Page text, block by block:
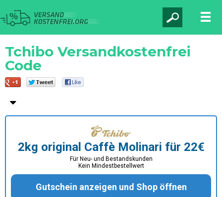
Tchibo Versandkostenfrei
Code
2kg original Caffè Molinari für 22€
Für Neu- und Bestandskunden
Kein Mindestbestellwert
Gutschein anzeigen und Shop öffnen